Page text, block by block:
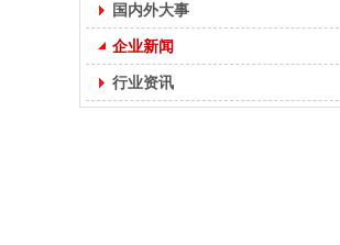
国内外大事
企业新闻
行业资讯